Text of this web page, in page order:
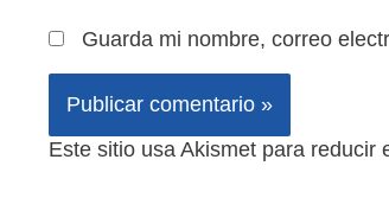
Guarda mi nombre, correo
Este sitio usa Akismet para reducir